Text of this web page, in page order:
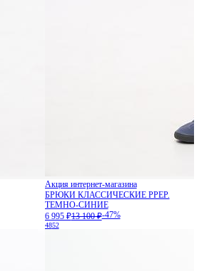
Акция интернет-магазина
БРЮКИ КЛАССИЧЕСКИЕ PPEP.
ТЕМНО-СИНИЕ
6 995 ₽13 100 ₽-47%
4852